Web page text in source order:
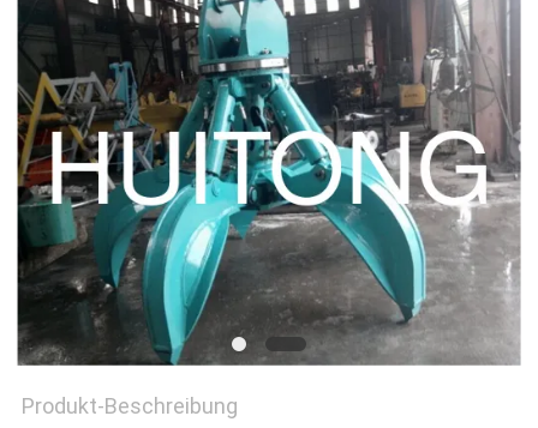
SEITENVERZEICHNIS
DATENSCHUTZ-
BESTIMMUNGEN
Produkt-Beschreibung